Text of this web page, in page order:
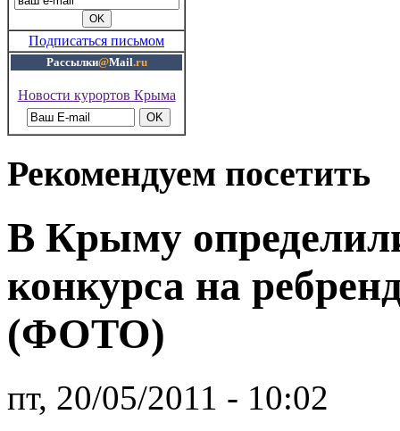
Подписаться письмом
Рассылки@Mail.ru
Новости курортов Крыма
Рекомендуем посетить
В Крыму
конкурса на
(ФОТО)
пт, 20/05/2011 - 10:02